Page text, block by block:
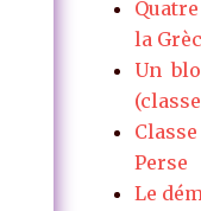
la
Un
Perse
Le